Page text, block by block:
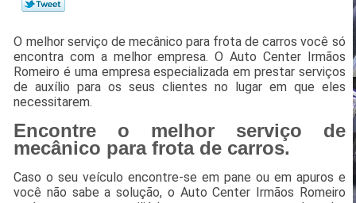
O melhor serviço de mecânico para frota de carros você só
encontra com a melhor empresa. O Auto Center Irmãos
Romeiro é uma empresa especializada em prestar serviços
de auxílio para os seus clientes no lugar em que eles
necessitarem.
Encontre o melhor serviço de
mecânico para frota de carros.
Caso o seu veículo encontre-se em pane ou em apuros e
você não sabe a solução, o Auto Center Irmãos Romeiro